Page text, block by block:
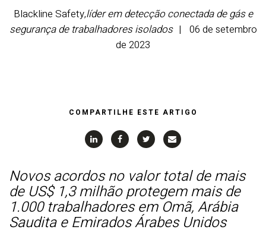
Blackline Safety,líder em detecção conectada de gás e
segurança de trabalhadores isolados
06 de setembro
de 2023
COMPARTILHE ESTE ARTIGO
Novos acordos no valor total de mais
de US$ 1,3 milhão protegem mais de
1.000 trabalhadores em Omã, Arábia
Saudita e Emirados Árabes Unidos